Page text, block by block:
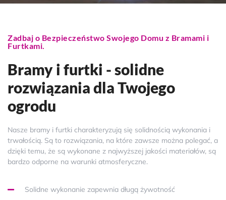
Zadbaj o Bezpieczeństwo Swojego Domu z Bramami i
Furtkami.
Bramy i furtki - solidne
rozwiązania dla Twojego
ogrodu
Nasze bramy i furtki charakteryzują się solidnością wykonania i
trwałością. Są to rozwiązania, na które zawsze można polegać, a
dzięki temu, że są wykonane z najwyższej jakości materiałów, są
bardzo odporne na warunki atmosferyczne.
Solidne wykonanie zapewnia długą żywotność